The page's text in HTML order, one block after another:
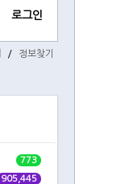
/ 정보찾기
773
905,445